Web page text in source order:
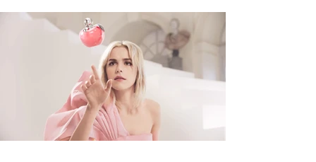
déploie et s’empare de l’espace, animant la
scénographie qui prend vie et éveille tous nos sens.
Le geste de la main créé un effet sonore aérien, les
flacon s’illuminent, les rideaux se mettent en
mouvement, comme par un souffle d’air  parfumé.